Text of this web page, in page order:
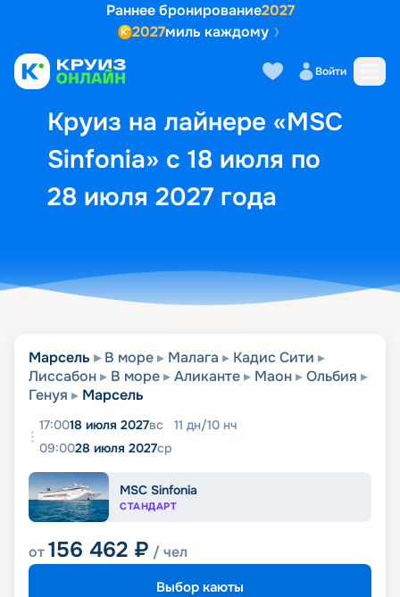
Раннее бронирование2027
2027миль каждому
Войти
Круиз на лайнере «MSC
Sinfonia» с 18 июля по
28 июля 2027 года
Выбор кают Маршрут и
Марсель В море Малага
Кадис Сити
Лиссабон
В море Аликанте Маон
Ольбия
Генуя
Марсель
17:0018 июля 2027вс 11 дн/10 нч
09:0028 июля 2027ср
MSC Sinfonia
СТАНДАРТ
от156 462 ₽ / чел
Выбор каюты